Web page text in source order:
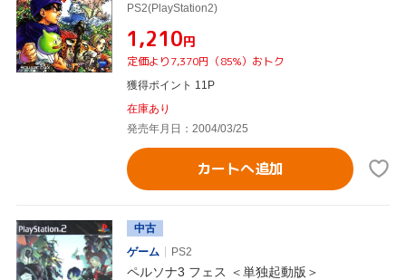
PS2(PlayStation2)
¥1,210円
定価より7,370円（85%）おトク
獲得ポイント 11P
在庫あり
発売年月日：2004/03/25
カートへ追加
中古
ゲーム
PS2
ペルソナ3 フェス ＜単独起動版＞